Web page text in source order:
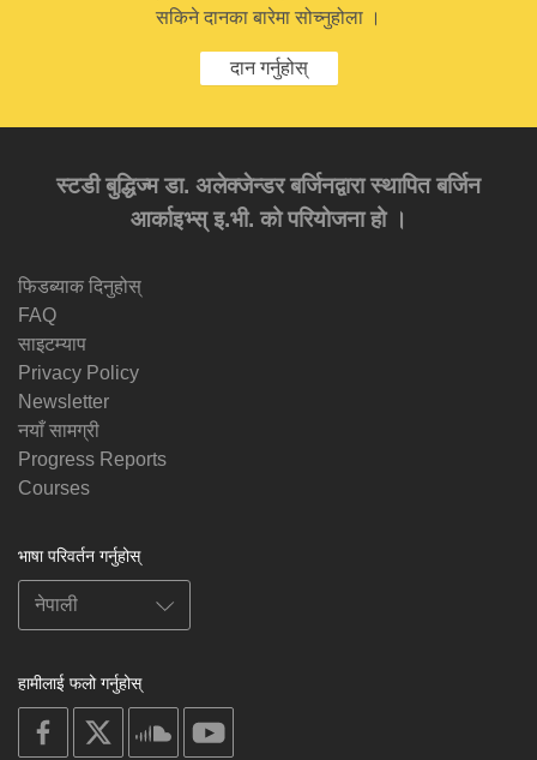
सकिने दानका बारेमा सोच्नुहोला ।
दान गर्नुहोस्
स्टडी बुद्धिज्म डा. अलेक्जेन्डर बर्जिनद्वारा स्थापित बर्जिन
आर्काइभ्स् इ.भी. को परियोजना हो ।
फिडब्याक दिनुहोस्
FAQ
साइटम्याप
Privacy Policy
Newsletter
नयाँ सामग्री
Progress Reports
Courses
भाषा परिवर्तन गर्नुहोस्
हामीलाई फलो गर्नुहोस्
on
facebook
soundcloud